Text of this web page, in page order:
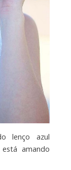
lenço azul
amando